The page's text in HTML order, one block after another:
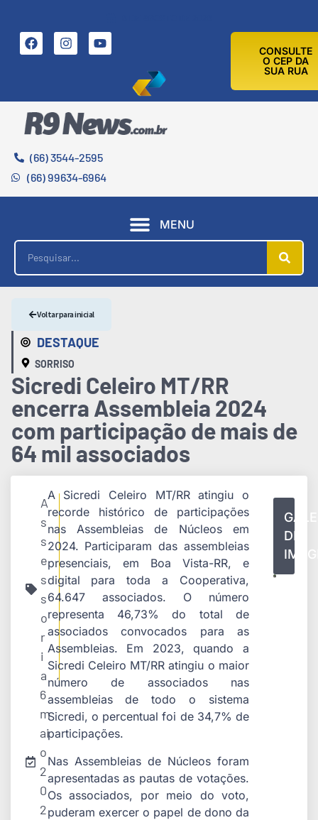
CONSULTE
O CEP DA
SUA RUA
(66) 3544-2595
(66) 99634-6964
MENU
DESTAQUE
SORRISO
Voltar para inicial
Sicredi Celeiro MT/RR
encerra Assembleia 2024
com participação de mais de
64 mil associados
A
s
s
e
s
s
o
r
i
a
6
m
ai
o
2
0
2
A Sicredi Celeiro MT/RR atingiu o
recorde histórico de participações
nas Assembleias de Núcleos em
2024. Participaram das assembleias
presenciais, em Boa Vista-RR, e
digital para toda a Cooperativa,
64.647 associados. O número
representa 46,73% do total de
associados convocados para as
Assembleias. Em 2023, quando a
Sicredi Celeiro MT/RR atingiu o maior
número de associados nas
assembleias de todo o sistema
Sicredi, o percentual foi de 34,7% de
participações.
Nas Assembleias de Núcleos foram
apresentadas as pautas de votações.
Os associados, por meio do voto,
puderam exercer o papel de dono da
DE